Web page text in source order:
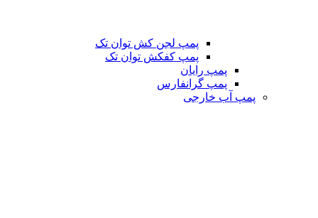
پمپ لجن کش توان تک
پمپ کفکش توان تک
پمپ رایان
پمپ گرانفارس
پمپ آب خارجی